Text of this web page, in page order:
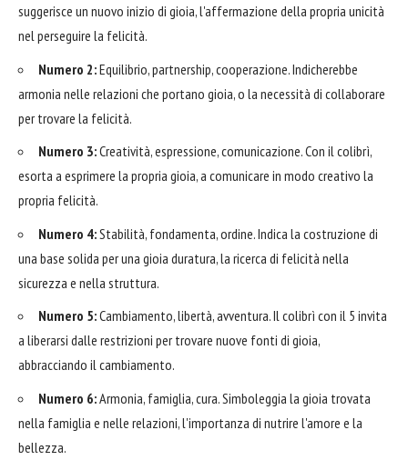
suggerisce un nuovo inizio di gioia, l'affermazione della propria unicità
nel perseguire la felicità.
Numero 2:Equilibrio, partnership, cooperazione. Indicherebbe
armonia nelle relazioni che portano gioia, o la necessità di collaborare
per trovare la felicità.
Numero 3:Creatività, espressione, comunicazione. Con il colibrì,
esorta a esprimere la propria gioia, a comunicare in modo creativo la
propria felicità.
Numero 4:Stabilità, fondamenta, ordine. Indica la costruzione di
una base solida per una gioia duratura, la ricerca di felicità nella
sicurezza e nella struttura.
Numero 5:Cambiamento, libertà, avventura. Il colibrì con il 5 invita
a liberarsi dalle restrizioni per trovare nuove fonti di gioia,
abbracciando il cambiamento.
Numero 6:Armonia, famiglia, cura. Simboleggia la gioia trovata
nella famiglia e nelle relazioni, l'importanza di nutrire l'amore e la
bellezza.